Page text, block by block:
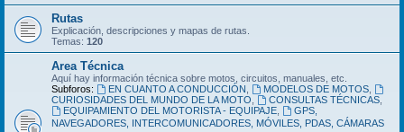
Rutas
Explicación, descripciones y mapas de rutas.
Temas: 120
Area Técnica
Aquí hay información técnica sobre motos, circuitos, manuales, etc.
Subforos:
EN CUANTO A CONDUCCIÓN MODELOS DE MOTOS,
CURIOSIDADES DEL MUNDO DE LA MOTO
CONSULTAS TÉCNICAS,
EQUIPAMIENTO DEL MOTORISTA - EQUIPAJE,
GPS,
NAVEGADORES, INTERCOMUNICADORES, MÓVILES, PDAS, CÁMARAS